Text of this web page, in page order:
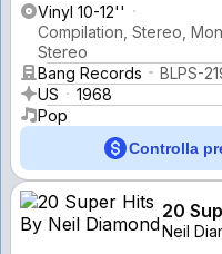
Vinyl 10-12''
Compilation, Stereo,
Stereo
Bang Records
BLPS-
US
1968
Pop
Controlla
20
Neil